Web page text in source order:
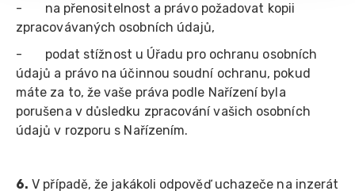
- na přenositelnost a právo požadovat kopii
zpracovávaných osobních údajů,
- podat stížnost u Úřadu pro ochranu osobních
údajů a právo na účinnou soudní ochranu, pokud
máte za to, že vaše práva podle Nařízení byla
porušena v důsledku zpracování vašich osobních
údajů v rozporu s Nařízením.
6. V případě, že jakákoli odpověď uchazeče na inzerát